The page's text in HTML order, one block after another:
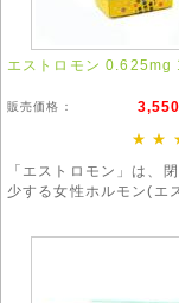
エストロモン 0.625mg
販売価格：
★ ★
「エストロモン」は、
少する女性ホルモン(エ